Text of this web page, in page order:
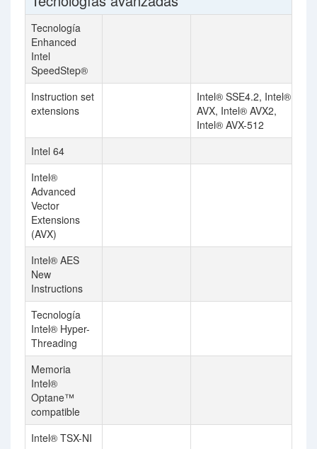
Tecnología
Enhanced
Intel
SpeedStep®
Instruction set
extensions
Intel® SSE4.2, Intel®
AVX, Intel® AVX2,
Intel® AVX-512
Intel 64
Intel®
Advanced
Vector
Extensions
(AVX)
Intel® AES
New
Instructions
Tecnología
Intel® Hyper-
Threading
Memoria
Intel®
Optane™
compatible
Intel® TSX-NI